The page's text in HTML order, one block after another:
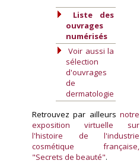
Liste des
ouvrages
numérisés
Voir aussi la
sélection
d'ouvrages
de
dermatologie
Retrouvez par ailleurs notre
exposition virtuelle sur
l'histoire de l'industrie
cosmétique française,
"Secrets de beauté".